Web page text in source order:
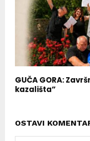
GUČA GORA:
kazališta”
OSTAVI